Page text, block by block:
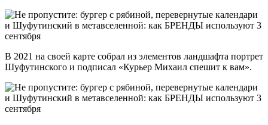
В 2021 на своей карте собрал из элементов ландшафта портрет
Шуфутинского и подписал «Курьер Михаил спешит к вам».